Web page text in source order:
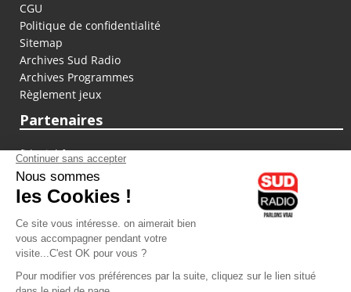
CGU
Politique de confidentialité
Sitemap
Archives Sud Radio
Archives Programmes
Règlement jeux
Partenaires
fiducial.fr
lyoncapitale.fr
olympique-et-lyonnais.com
L'application Iphone / Android
Téléchargez l'application